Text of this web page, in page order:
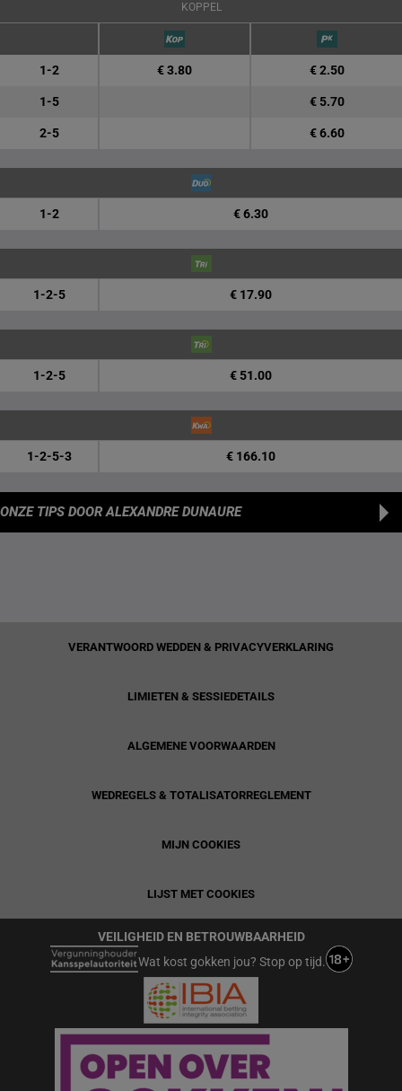
KOPPEL
1-2 € 3.80 € 2.50
1-5 € 5.70
2-5 € 6.60
1-2 € 6.30
1-2-5 € 17.90
1-2-5 € 51.00
1-2-5-3 € 166.10
ONZE TIPS DOOR ALEXANDRE DUNAURE
VERANTWOORD WEDDEN & PRIVACYVERKLARING
LIMIETEN & SESSIEDETAILS
ALGEMENE VOORWAARDEN
WEDREGELS & TOTALISATORREGLEMENT
MIJN COOKIES
LIJST MET COOKIES
VEILIGHEID EN BETROUWBAARHEID
Wat kost gokken jou? Stop op tijd.